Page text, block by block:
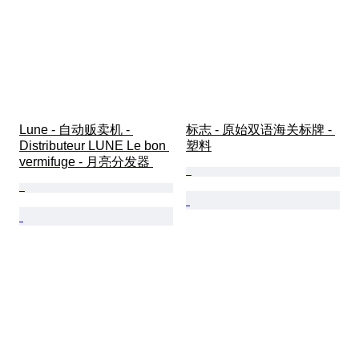
Lune - 自动贩卖机 -
Distributeur LUNE Le bon
vermifuge - 月亮分发器
标志 - 原始双语海关标牌 -
塑料